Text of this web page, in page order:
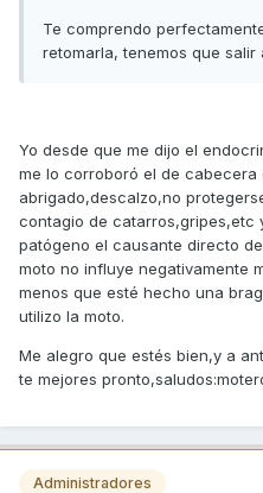
Te comprendo
retomarla, tenemos que
Yo desde que me dijo el
me lo corroboró el de cabecera
abrigado,descalzo,no
contagio de catarros,gripes,etc
patógeno el causante directo
moto no influye negativamente
menos que esté hecho una
utilizo la moto.
Me alegro que estés bien,y a
te mejores
Administradores